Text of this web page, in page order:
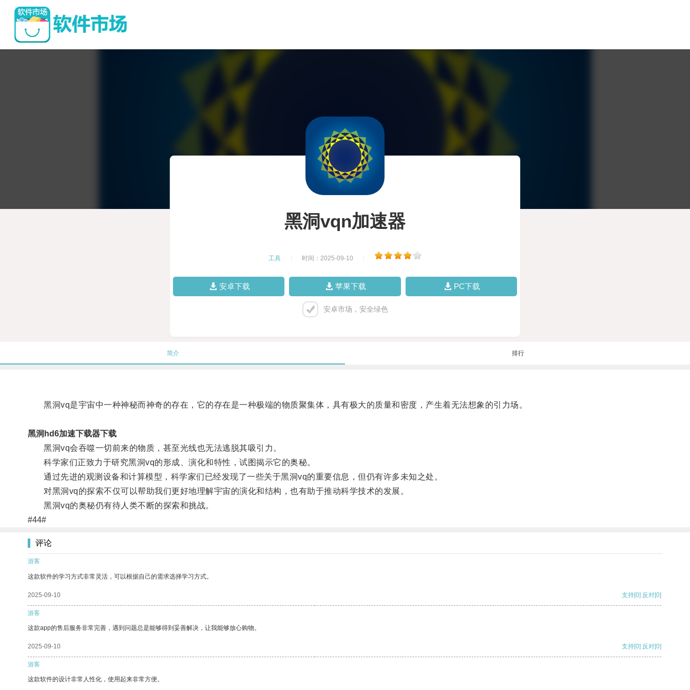
黑洞vqn加速器
工具 时间：2025-09-10
安卓下载 苹果下载 PC下载
安卓市场，安全绿色
简介 排行
黑洞vq是宇宙中一种神秘而神奇的存在，它的存在是一种极端的物质聚集体，具有极大的质量和密度，产生着无法想象的引力场。
黑洞hd6加速下载器下载
黑洞vq会吞噬一切前来的物质，甚至光线也无法逃脱其吸引力。
科学家们正致力于研究黑洞vq的形成、演化和特性，试图揭示它的奥秘。
通过先进的观测设备和计算模型，科学家们已经发现了一些关于黑洞vq的重要信息，但仍有许多未知之处。
对黑洞vq的探索不仅可以帮助我们更好地理解宇宙的演化和结构，也有助于推动科学技术的发展。
黑洞vq的奥秘仍有待人类不断的探索和挑战。
#44#
评论
游客
这款软件的学习方式非常灵活，可以根据自己的需求选择学习方式。
2025-09-10 支持[0] 反对[0]
游客
这款app的售后服务非常完善，遇到问题总是能够得到妥善解决，让我能够放心购物。
2025-09-10 支持[0] 反对[0]
游客
这款软件的设计非常人性化，使用起来非常方便。